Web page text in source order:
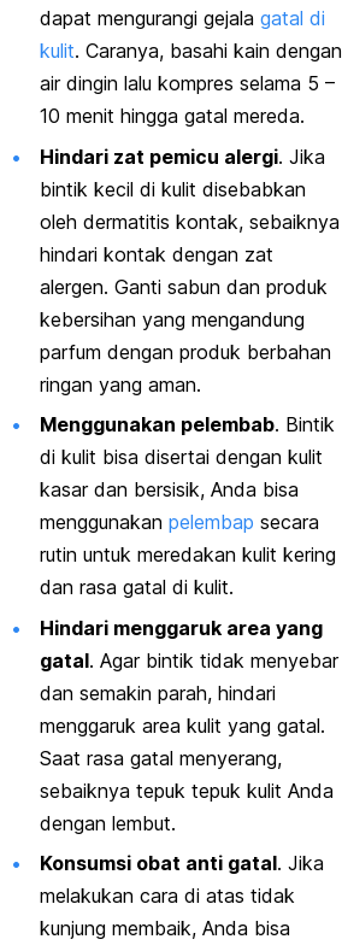
dapat mengurangi gejala gatal di
kulit. Caranya, basahi kain dengan
air dingin lalu kompres selama 5 –
10 menit hingga gatal mereda.
Hindari zat pemicu alergi. Jika
bintik kecil di kulit disebabkan
oleh dermatitis kontak, sebaiknya
hindari kontak dengan zat
alergen. Ganti sabun dan produk
kebersihan yang mengandung
parfum dengan produk berbahan
ringan yang aman.
Menggunakan pelembab. Bintik
di kulit bisa disertai dengan kulit
kasar dan bersisik, Anda bisa
menggunakan pelembap secara
rutin untuk meredakan kulit kering
dan rasa gatal di kulit.
Hindari menggaruk area yang
gatal. Agar bintik tidak menyebar
dan semakin parah, hindari
menggaruk area kulit yang gatal.
Saat rasa gatal menyerang,
sebaiknya tepuk tepuk kulit Anda
dengan lembut.
Konsumsi obat anti gatal. Jika
melakukan cara di atas tidak
kunjung membaik, Anda bisa